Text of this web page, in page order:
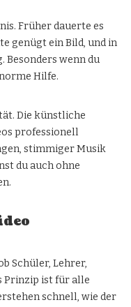
Früher dauerte es
genügt ein Bild, und in
Besonders wenn du
Hilfe.
Die künstliche
professionell
stimmiger Musik
du auch ohne
Schüler, Lehrer,
Prinzip ist für alle
schnell, wie der